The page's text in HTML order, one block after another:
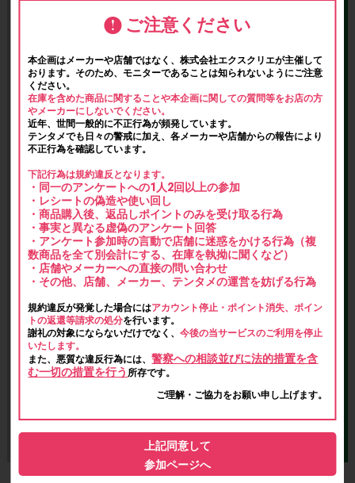
ご注意ください
本企画はメーカーや店舗ではなく、株式会社エクスクリエが主催して
おります。そのため、モニターであることは知られないようにご注意
ください。
在庫を含めた商品に関することや本企画に関しての質問等をお店の方
やメーカーにしないでください。
近年、世間一般的に不正行為が頻発しています。
テンタメでも日々の警戒に加え、各メーカーや店舗からの報告により
不正行為を確認しています。
下記行為は規約違反となります。
・同一のアンケートへの1人2回以上の参加
・レシートの偽造や使い回し
・商品購入後、返品しポイントのみを受け取る行為
・事実と異なる虚偽のアンケート回答
・アンケート参加時の言動で店舗に迷惑をかける行為（複
数商品を全て別会計にする、在庫を執拗に聞くなど）
・店舗やメーカーへの直接の問い合わせ
・その他、店舗、メーカー、テンタメの運営を妨げる行為
規約違反が発覚した場合にはアカウント停止・ポイント消失、ポイン
トの返還等請求の処分を行います。
謝礼の対象にならないだけでなく、今後の当サービスのご利用を停止
いたします。
また、悪質な違反行為には、警察への相談並びに法的措置を含
む一切の措置を行う 所存です。
ご理解・ご協力をお願い申し上げます。
上記同意して
参加ページへ